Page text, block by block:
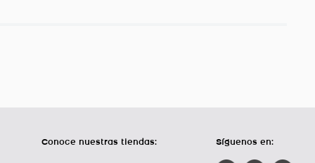
Conoce nuestras tiendas: Síguenos en: